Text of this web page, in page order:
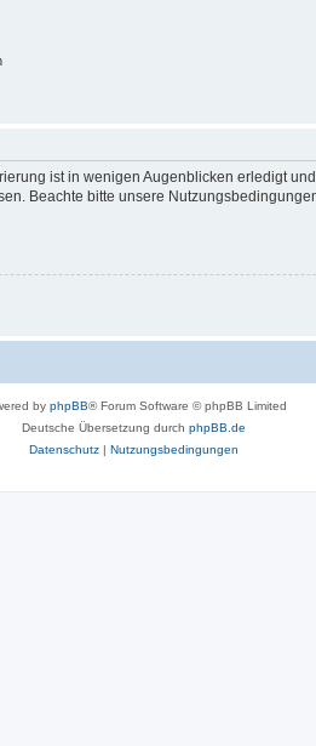
ist in wenigen Augenblicken erledigt
Beachte bitte unsere
by phpBB® Forum Software © phpBB Limited
Deutsche Übersetzung durch phpBB.de
Datenschutz| Nutzungsbedingungen